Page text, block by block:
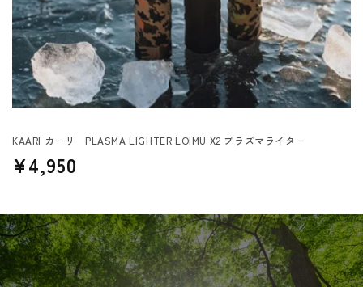
KAARI カーリ PLASMA LIGHTER LOIMU X2 プラズマライター
通
常
格
¥4,950